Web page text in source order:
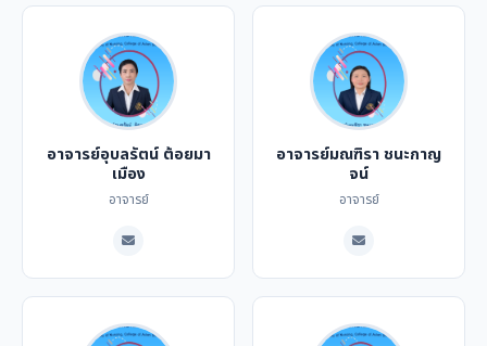
อาจารย์อุบลรัตน์ ต้อยมา
เมือง
อาจารย์
อาจารย์มณฑิรา ชนะกาญ
จน์
อาจารย์